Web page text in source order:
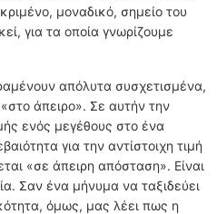
μοναδικό, σημείο του
για τα οποία γνωρίζουμε
απόλυτα συσχετισμένα,
άπειρο». Σε αυτήν την
ενός μεγέθους στο ένα
για την αντίστοιχη τιμή
«σε άπειρη απόσταση». Είναι
Σαν ένα μήνυμα να ταξιδεύει
όμως, μας λέει πως η